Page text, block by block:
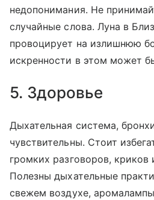
недопонимания. Не
случайные слова. Луна в
провоцирует на излишнюю
искренности в этом может
5. Здоровье
Дыхательная система,
чувствительны. Стоит
громких разговоров, криков
Полезны дыхательные
свежем воздухе,